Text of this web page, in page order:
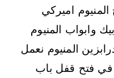
اميركي
وابواب المنيوم
المنيوم نعمل
في فتح قفل باب